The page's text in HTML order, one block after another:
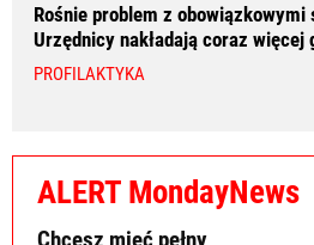
Rośnie problem z
Urzędnicy nakładają coraz więcej
PROFILAKTYKA
ALERT MondayNews
Chcesz mieć pełny